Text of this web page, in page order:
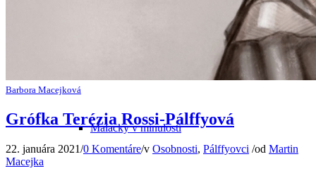
Odkiaľ pochádza názov mesta
Malacky v minulosti
Barbora Macejková
Grófka Terézia Rossi-Pálffyová
22. januára 2021/0 Komentáre/v Osobnosti, Pálffyovci /od Martin
Macejka